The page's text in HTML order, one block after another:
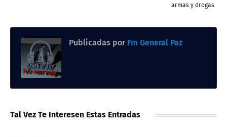
armas y drogas
Publicadas por Fm General Paz
Tal Vez Te Interesen Estas Entradas